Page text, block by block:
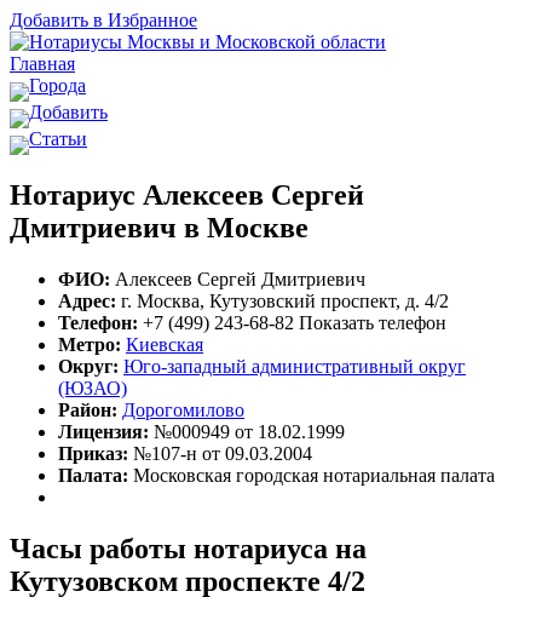
Добавить в Избранное
Главная
Города
Добавить
Статьи
Нотариус Алексеев Сергей
Дмитриевич в Москве
ФИО: Алексеев Сергей Дмитриевич
Адрес: г. Москва, Кутузовский проспект, д. 4/2
Телефон: +7 (499) 243-68-82 Показать телефон
Метро: Киевская
Округ: Юго-западный административный округ
(ЮЗАО)
Район: Дорогомилово
Лицензия: №000949 от 18.02.1999
Приказ: №107-н от 09.03.2004
Палата: Московская городская нотариальная палата
Часы работы нотариуса на
Кутузовском проспекте 4/2